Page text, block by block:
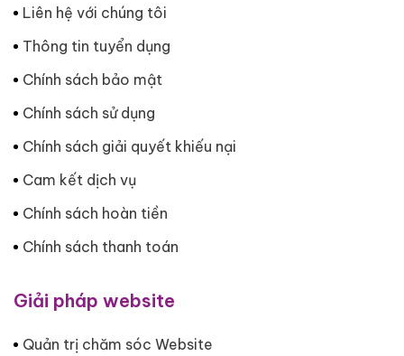
Liên hệ với chúng tôi
Thông tin tuyển dụng
Chính sách bảo mật
Chính sách sử dụng
Chính sách giải quyết khiếu nại
Cam kết dịch vụ
Chính sách hoàn tiền
Chính sách thanh toán
Giải pháp website
Quản trị chăm sóc Website